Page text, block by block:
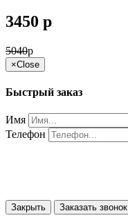
3450 p
5040p
×Close
Быстрый заказ
Имя
Телефон
Закрыть Заказать звонок